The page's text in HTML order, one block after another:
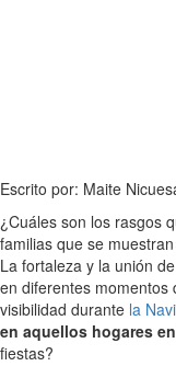
Escrito por: Maite
¿Cuáles son los rasgos
familias que se
La fortaleza y la unión
en diferentes momentos
visibilidad durante la
en aquellos hogares
fiestas?